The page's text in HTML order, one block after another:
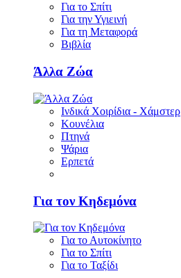
Για το Σπίτι
Για την Υγιεινή
Για τη Μεταφορά
Βιβλία
Άλλα Ζώα
Ινδικά Χοιρίδια - Χάμστερ
Κουνέλια
Πτηνά
Ψάρια
Ερπετά
Για τον Κηδεμόνα
Για το Αυτοκίνητο
Για το Σπίτι
Για το Ταξίδι